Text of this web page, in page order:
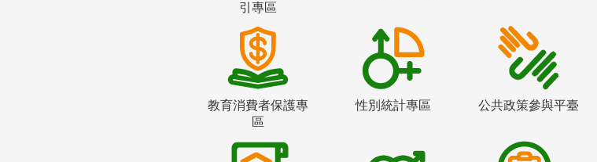
引專區
教育消費者保護專
區
性別統計專區 公共政策參與平臺